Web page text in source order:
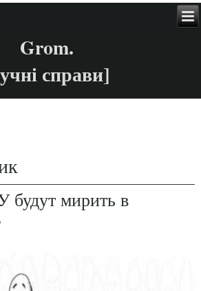
Grom.
справи]
мирить в